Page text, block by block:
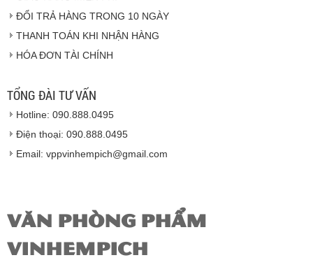
Hàng hóa được giao cho quý khách là hàng mới
100% nguyên đai nguyên kiện.
Vinhempich
độ bảo hành sản phẩm đối với nhà sản xuất hoặc
nhà nhập khẩu nếu sản phẩm bị lỗi hoặc hỏng hóc
ĐỔI TRẢ HÀNG TRONG 10 NGÀY
THANH TOÁN KHI NHẬN HÀNG
HÓA ĐƠN TÀI CHÍNH
TỔNG ĐÀI TƯ VẤN
Hotline: 090.888.0495
Điện thoại: 090.888.0495
Email: vppvinhempich@gmail.com
VĂN PHÒNG PHẨM
VINHEMPICH